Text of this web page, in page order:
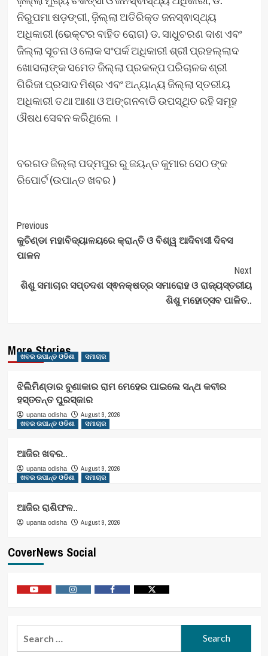
ନିରୁପମା ଷଡ଼ଙ୍ଗୀ, ଜ଼ିଲ୍ଲା ଅତିରିକ୍ତ ଜନସ୍ଵାସ୍ଥ୍ୟ
ଅଧିକାରୀ (ଭେକ୍ଟର ବାହିତ ରୋଗ) ଡ. ସାଧୁଚରଣ ଦାଶ ଏବଂ
ଜିଲ୍ଲା ସୂଚନା ଓ ଲୋକ ସଂପର୍କ ଅଧିକାରୀ ଶ୍ରୀ ପ୍ରହଲ୍ଲାଦ
ଖୋସଲାଙ୍କ ସମେତ ଜିଲ୍ଲା ପ୍ରକଳ୍ପ ପରିଚାଳକ ଶ୍ରୀ
ଗିରିଜା ପ୍ରସାଦ ମିଶ୍ର ଏବଂ ଅନ୍ୟାନ୍ୟ ଜିଲ୍ଲା ସ୍ତରୀୟ
ଅଧିକାରୀ ତଥା ଆଶା ଓ ଅଙ୍ଗନବାଡି ଉପସ୍ଥିତ ରହି ସମୂହ
ଔଷଧ ସେବନ କରିଥିଲେ ।
ବରଗଡ ଜିଲ୍ଲା ପଦ୍ମପୁର ରୁ ଜୟନ୍ତ କୁମାର ସେଠ ଙ୍କ
ରିପୋର୍ଟ (ଉପାନ୍ତ ଖବର )
Post
Navigation
Previous
କୁଚିଣ୍ଡା ମହାବିଦ୍ୟାଳୟରେ କ୍ରାନ୍ତି ଓ ବିଶ୍ୱ ଆଦିବାସୀ ଦିବସ
ପାଳନ
Next
ଶିଶୁ ସମାଚାର ସପ୍ତଦଶ ସ୍ଵନକ୍ଷତ୍ର ସମାରୋହ ଓ ରାଜ୍ୟସ୍ତରୀୟ
ଶିଶୁ ମହୋତ୍ସବ ପାଳିତ..
More Stories
ଖବର ଉପାନ୍ତ ଓଡିଶା ସମାଚାର
ଝିଲିମିଣ୍ଡାର ବୁଣାକାର ରାମ ମେହେର ପାଇଲେ ସନ୍ଥ କବୀର
ହସ୍ତତନ୍ତ ପୁରସ୍କାର
upanta odisha
August 9, 2026
ଖବର ଉପାନ୍ତ ଓଡିଶା
ସମାଚାର
ଆଜିର ଖବର..
upanta odisha
August 9, 2026
ଖବର ଉପାନ୍ତ ଓଡିଶା
ସମାଚାର
ଆଜିର ରାଶିଫଳ..
upanta odisha August 9, 2026
CoverNews Social